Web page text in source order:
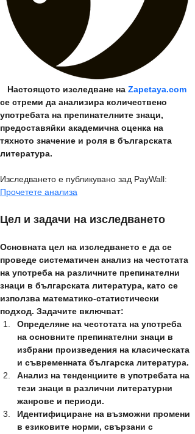
   Настоящото изследване на
Zapetaya.com
се стреми да анализира количествено
употребата на препинателните знаци,
предоставяйки академична оценка на
тяхното значение и роля в българската
литература.
Изследването е публикувано зад PayWall:
Прочетете анализа
Цел и задачи на изследването
Основната цел на изследването е да се
проведе систематичен анализ на честотата
на употреба на различните препинателни
знаци в българската литература, като се
използва математико-статистически
подход. Задачите включват:
Определяне на честотата на употреба
на основните препинателни знаци в
избрани произведения на класическата
и съвременната българска литература.
Анализ на тенденциите в употребата на
тези знаци в различни литературни
жанрове и периоди.
Идентифициране на възможни промени
в езиковите норми, свързани с